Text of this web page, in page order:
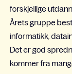
forskjellige
Årets gruppe
informatikk,
Det er god
kommer fra